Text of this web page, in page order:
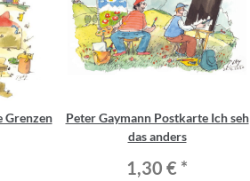
Grenzen
Peter Gaymann Postkarte Ich seh
das anders
1,30 € *